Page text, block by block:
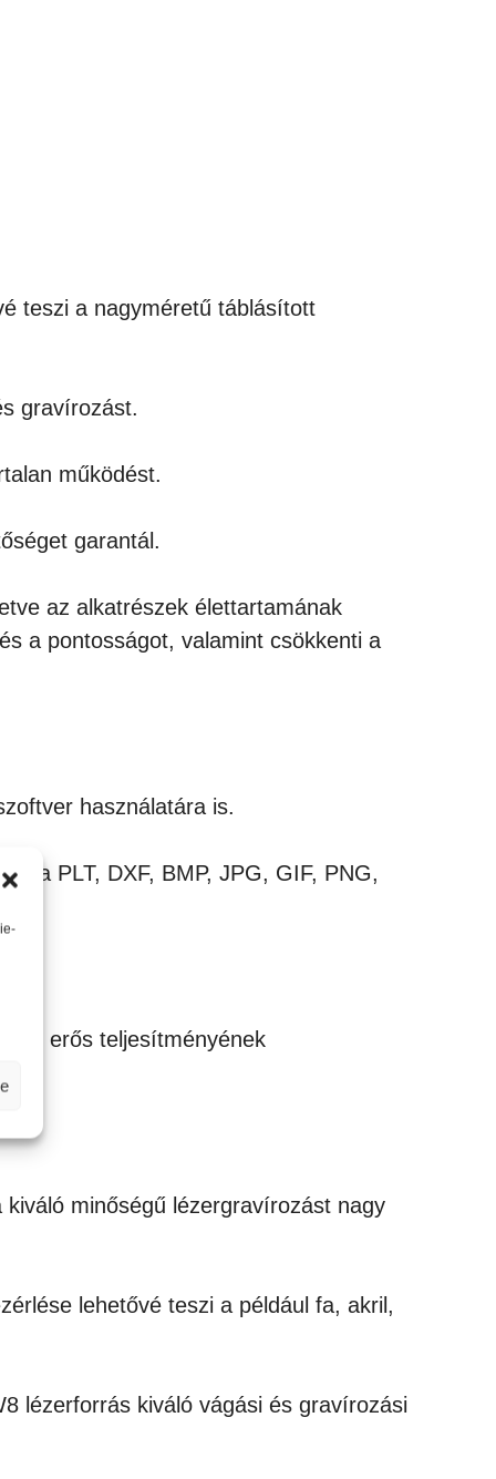
teszi a nagyméretű táblásított
gravírozást.
működést.
garantál.
az alkatrészek élettartamának
a pontosságot, valamint csökkenti a
használatára is.
a PLT, DXF, BMP, JPG, GIF, PNG,
és erős teljesítményének
minőségű lézergravírozást nagy
lehetővé teszi a például fa, akril,
lézerforrás kiváló vágási és gravírozási